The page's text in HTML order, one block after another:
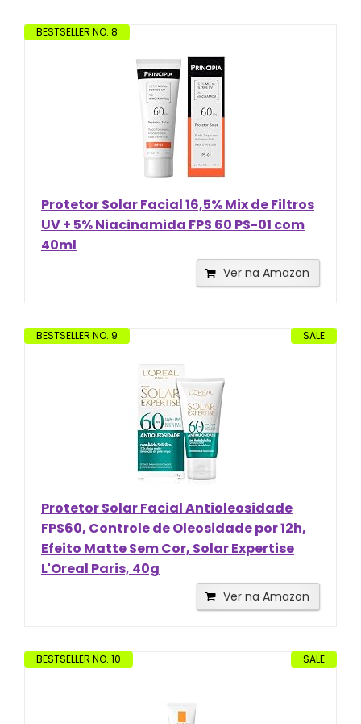
BESTSELLER NO. 8
Protetor Solar Facial 16,5% Mix de Filtros
UV + 5% Niacinamida FPS 60 PS-01 com
40ml
Ver na Amazon
SALE
BESTSELLER NO. 9
Protetor Solar Facial Antioleosidade
FPS60, Controle de Oleosidade por 12h,
Efeito Matte Sem Cor, Solar Expertise
L'Oreal Paris, 40g
Ver na Amazon
SALE
BESTSELLER NO. 10